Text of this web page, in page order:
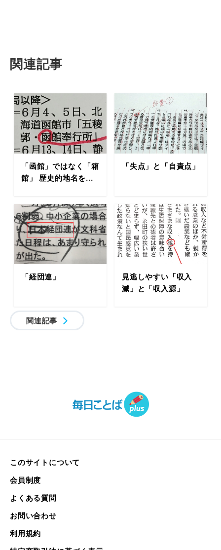
関連記事
「函館」ではなく「箱
館」 歴史的地名を...
「失点」と「自責点」
「経団連」
見逃しやすい「収入
減」と「収入源」
関連記事
このサイトについて
会員制度
よくある質問
お問い合わせ
利用規約